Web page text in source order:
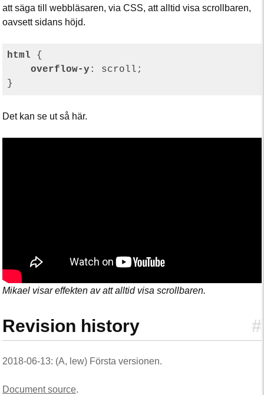
att säga till webbläsaren, via CSS, att alltid visa scrollbaren,
oavsett sidans höjd.
html {
overflow-y : scroll;
Det kan se ut så här.
Mikael visar effekten av att alltid visa scrollbaren.
#
Revision history
2018-06-13: (A, lew) Första versionen.
Document source.